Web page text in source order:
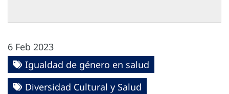
6 Feb 2023
Igualdad de género en salud
Diversidad Cultural y Salud